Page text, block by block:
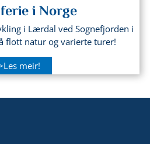
i Norge
i Lærdal ved Sognefjorden i
flott natur og varierte turer!
meir!